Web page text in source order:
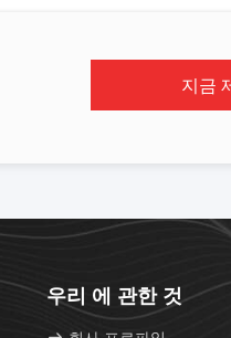
지금
우리 에 관한 것